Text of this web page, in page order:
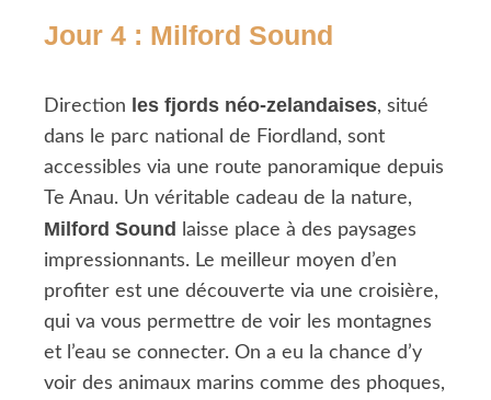
Jour 4 : Milford Sound
Direction les fjords néo-zelandaises, situé
dans le parc national de Fiordland, sont
accessibles via une route panoramique depuis
Te Anau. Un véritable cadeau de la nature,
Milford Sound laisse place à des paysages
impressionnants. Le meilleur moyen d’en
profiter est une découverte via une croisière,
qui va vous permettre de voir les montagnes
et l’eau se connecter. On a eu la chance d’y
voir des animaux marins comme des phoques,